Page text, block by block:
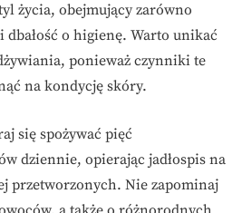
życia, obejmujący zarówno
o higienę. Warto unikać
ponieważ czynniki te
na kondycję skóry.
się spożywać pięć
dziennie, opierając jadłospis na
przetworzonych. Nie zapominaj